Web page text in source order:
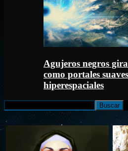
Agujeros negros
como portales
hiperespaciales